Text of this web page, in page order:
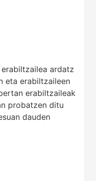
ardatz
eta erabiltzaileen
erabiltzaileak
probatzen ditu
dauden